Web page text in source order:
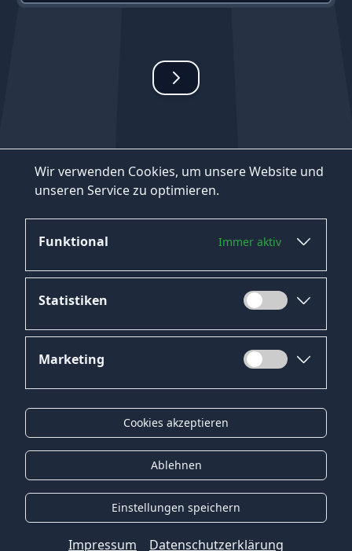
Wir verwenden Cookies, um unsere Website und
unseren Service zu optimieren.
Funktional Immer aktiv
Statistiken
Marketing
Cookies akzeptieren
Ablehnen
Einstellungen speichern
Impressum Datenschutzerklärung
Datenschutz
Impressum
Kontakt
Gender-Hinweis
© 2026 Onyx Consulting GmbH